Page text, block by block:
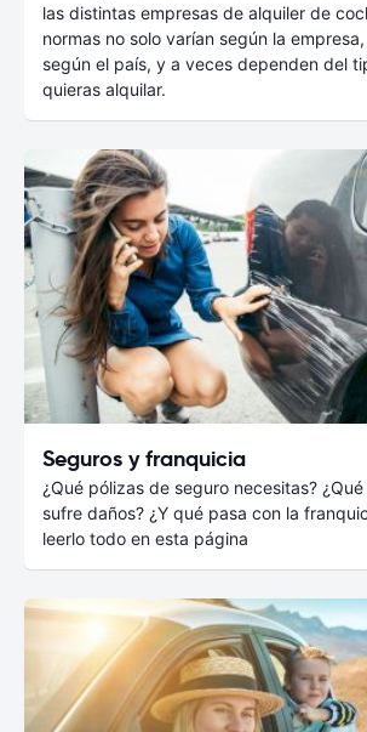
las distintas empresas de alquiler de
normas no solo varían según la
según el país, y a veces dependen del
quieras alquilar.
Seguros y franquicia
¿Qué pólizas de seguro necesitas?
sufre daños? ¿Y qué pasa con la
leerlo todo en esta página